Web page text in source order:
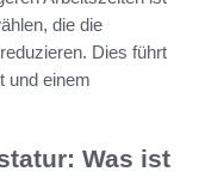
die die
Dies führt
und einem
Was ist